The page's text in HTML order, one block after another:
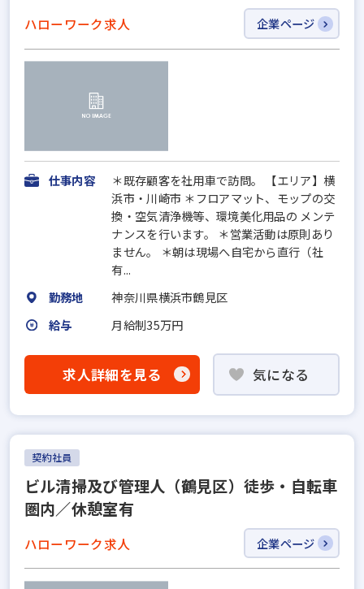
ハローワーク求人 企業ページ
仕事内容
＊既存顧客を社用車で訪問。 【エリア】横
浜市・川崎市 ＊フロアマット、モップの交
換・空気清浄機等、環境美化用品の メンテ
ナンスを行います。 ＊営業活動は原則あり
ません。 ＊朝は現場へ自宅から直行（社
有...
勤務地
神奈川県横浜市鶴見区
給与
月給制35万円
求人詳細を見る 気になる
契約社員
ビル清掃及び管理人（鶴見区）徒歩・自転車
圏内／休憩室有
ハローワーク求人 企業ページ